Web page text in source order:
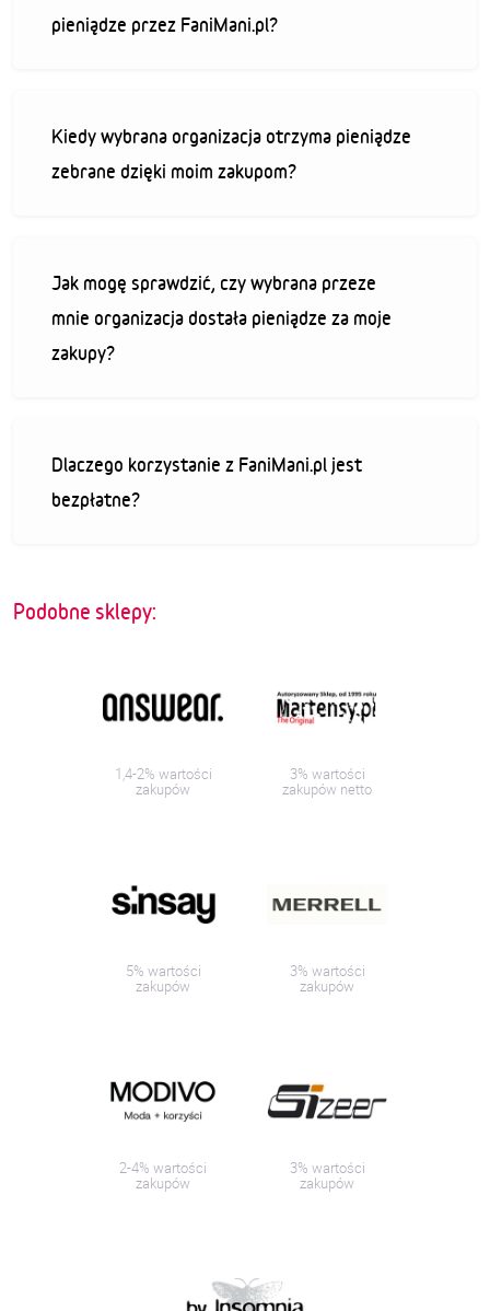
pieniądze przez FaniMani.pl?
Kiedy wybrana organizacja otrzyma pieniądze
zebrane dzięki moim zakupom?
Jak mogę sprawdzić, czy wybrana przeze
mnie organizacja dostała pieniądze za moje
zakupy?
Dlaczego korzystanie z FaniMani.pl jest
bezpłatne?
Podobne sklepy:
1,4-2% wartości
zakupów
3% wartości
zakupów netto
5% wartości
zakupów
3% wartości
zakupów
2-4% wartości
zakupów
3% wartości
zakupów